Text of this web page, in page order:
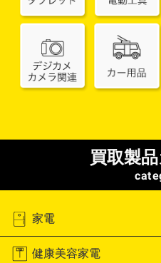
買取製
家電
健康美容家電